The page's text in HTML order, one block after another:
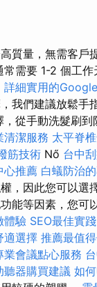
質量，無需客戶
需要 1-2 個工
詳細實用的
我們建議放鬆手
從手動洗髮刷到
清潔服務 太平脊
筋技術 Nő 台中
心推薦 白蟻防治
，因此您可以選
能等因素，您可
體驗 SEO最佳實踐
適選擇 推薦最值
業會議點心服務
聽器購買建議 如